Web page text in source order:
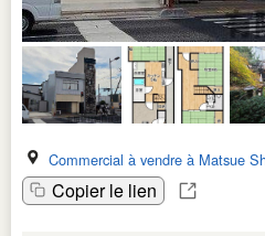
Commercial à vendre à Matsue
Copier le lien